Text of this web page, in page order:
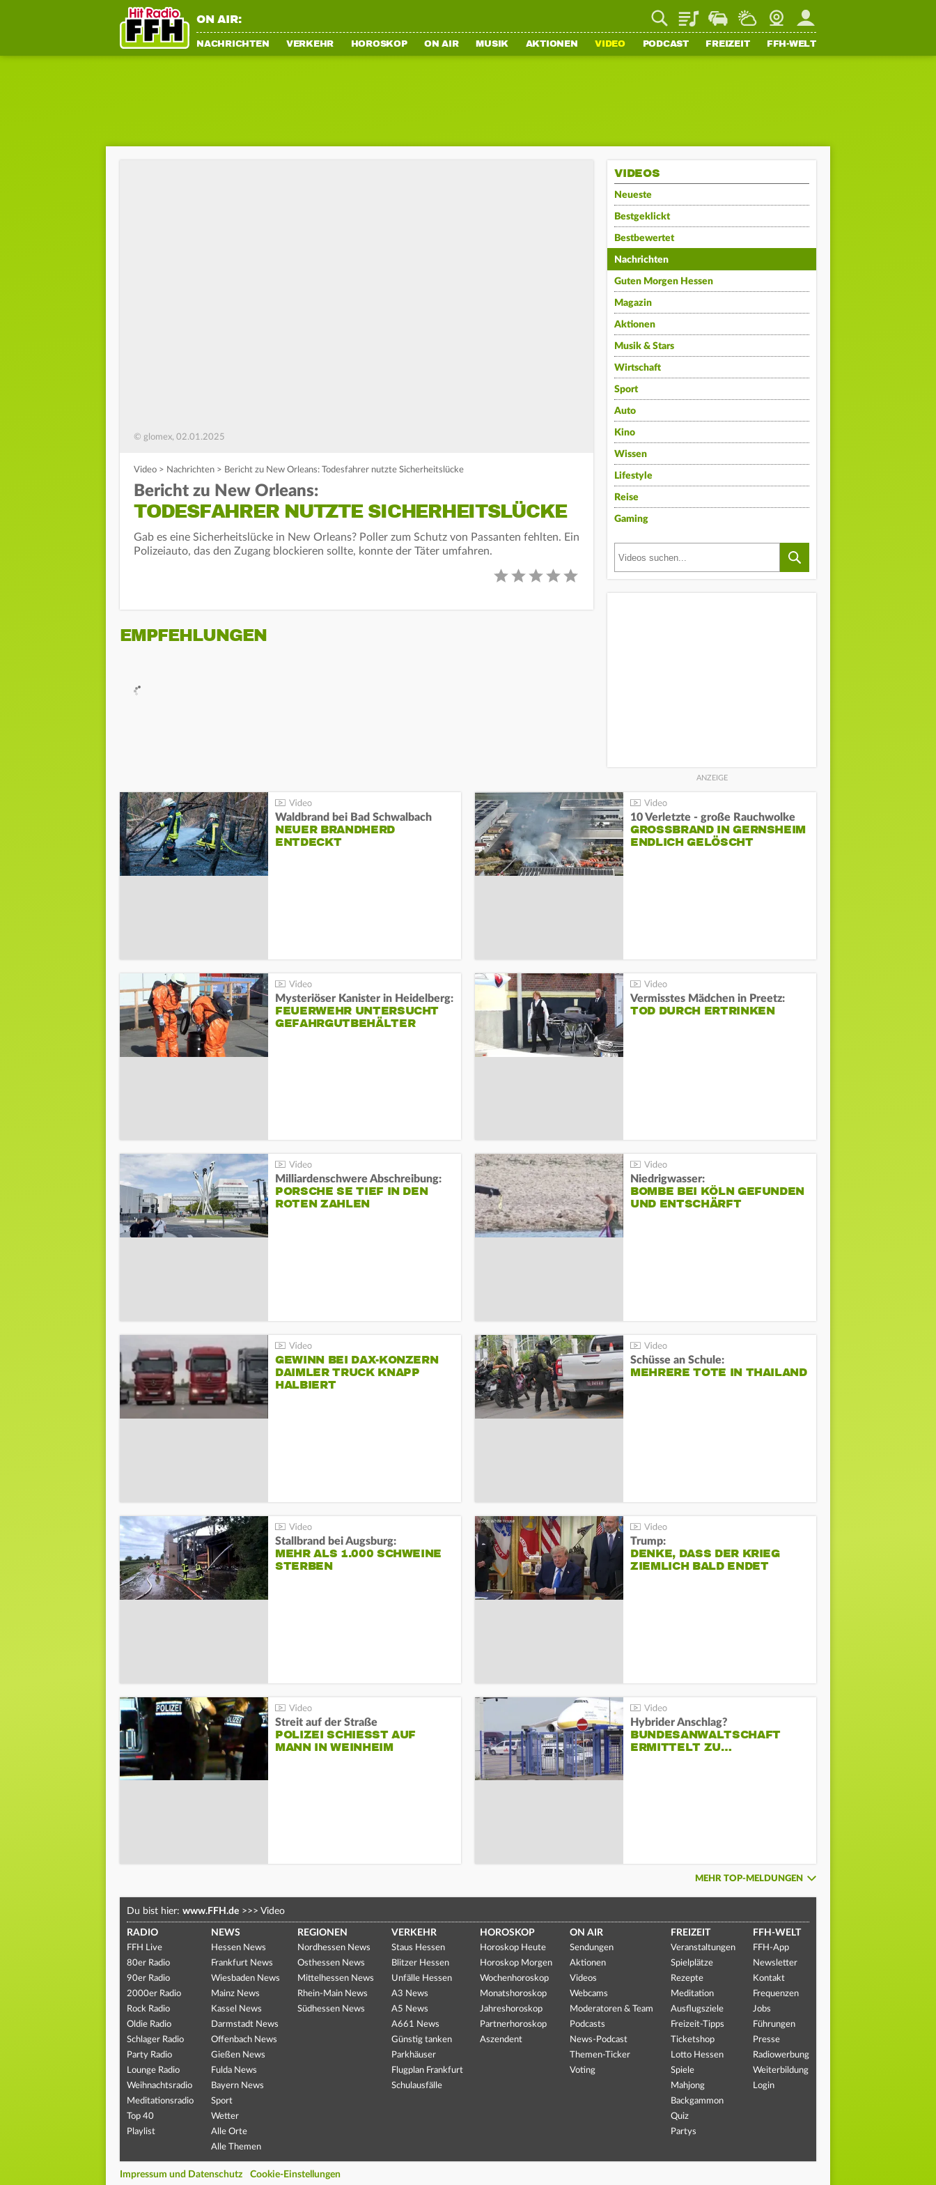
ON AIR: PlaylistStaupilotWetterWebcamMein FFH
NACHRICHTEN VERKEHR HOROSKOP ON AIR MUSIK AKTIONEN VIDEO PODCAST FREIZEIT FFH-WELT
© glomex, 02.01.2025
Video > Nachrichten > Bericht zu New Orleans: Todesfahrer nutzte Sicherheitslücke
Bericht zu New Orleans:
TODESFAHRER NUTZTE SICHERHEITSLÜCKE
Gab es eine Sicherheitslücke in New Orleans? Poller zum Schutz von Passanten fehlten. Ein
Polizeiauto, das den Zugang blockieren sollte, konnte der Täter umfahren.
EMPFEHLUNGEN
VIDEOS
Neueste
Bestgeklickt
Bestbewertet
Nachrichten
Guten Morgen Hessen
Magazin
Aktionen
Musik & Stars
Wirtschaft
Sport
Auto
Kino
Wissen
Lifestyle
Reise
Gaming
Waldbrand bei Bad Schwalbach
NEUER BRANDHERD
ENTDECKT
10 Verletzte - große Rauchwolke
GROSSBRAND IN GERNSHEIM E
NDLICH GELÖSCHT
Mysteriöser Kanister in Heidelberg:
FEUERWEHR UNTERSUCHT
GEFAHRGUTBEHÄLTER
Vermisstes Mädchen in Preetz:
TOD DURCH ERTRINKEN
Milliardenschwere Abschreibung:
PORSCHE SE TIEF IN DEN
ROTEN ZAHLEN
Niedrigwasser:
BOMBE BEI KÖLN GEFUNDEN
UND ENTSCHÄRFT
GEWINN BEI DAX-KONZERN
DAIMLER TRUCK KNAPP
HALBIERT
Schüsse an Schule:
MEHRERE TOTE IN THAILAND
Stallbrand bei Augsburg:
MEHR ALS 1.000 SCHWEINE
STERBEN
Trump:
DENKE, DASS DER KRIEG
ZIEMLICH BALD ENDET
Streit auf der Straße
POLIZEI SCHIESST AUF M
ANN IN WEINHEIM
Hybrider Anschlag?
BUNDESANWALTSCHAFT
ERMITTELT ZU…
MEHR TOP-MELDUNGEN
Du bist hier: www.FFH.de >>> Video
RADIO
FFH Live
80er Radio
90er Radio
2000er Radio
Rock Radio
Oldie Radio
Schlager Radio
Party Radio
Lounge Radio
Weihnachtsradio
Meditationsradio
Top 40
Playlist
NEWS
Hessen News
Frankfurt News
Wiesbaden News
Mainz News
Kassel News
Darmstadt News
Offenbach News
Gießen News
Fulda News
Bayern News
Sport
Wetter
Alle Orte
Alle Themen
REGIONEN
Nordhessen News
Osthessen News
Mittelhessen News
Rhein-Main News
Südhessen News
VERKEHR
Staus Hessen
Blitzer Hessen
Unfälle Hessen
A3 News
A5 News
A661 News
Günstig tanken
Parkhäuser
Flugplan Frankfurt
Schulausfälle
HOROSKOP
Horoskop Heute
Horoskop Morgen
Wochenhoroskop
Monatshoroskop
Jahreshoroskop
Partnerhoroskop
Aszendent
ON AIR
Sendungen
Aktionen
Videos
Webcams
Moderatoren & Team
Podcasts
News-Podcast
Themen-Ticker
Voting
FREIZEIT
Veranstaltungen
Spielplätze
Rezepte
Meditation
Ausflugsziele
Freizeit-Tipps
Ticketshop
Lotto Hessen
Spiele
Mahjong
Backgammon
Quiz
Partys
FFH-WELT
FFH-App
Newsletter
Kontakt
Frequenzen
Jobs
Führungen
Presse
Radiowerbung
Weiterbildung
Login
Impressum und Datenschutz Cookie-Einstellungen